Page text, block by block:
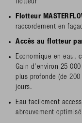
flotteur
Flotteur
raccordement en
Accès au flotteur
Economique en eau,
Gain d’environ 25
plus profonde (de
jours.
Eau facilement
abreuvement optimisé